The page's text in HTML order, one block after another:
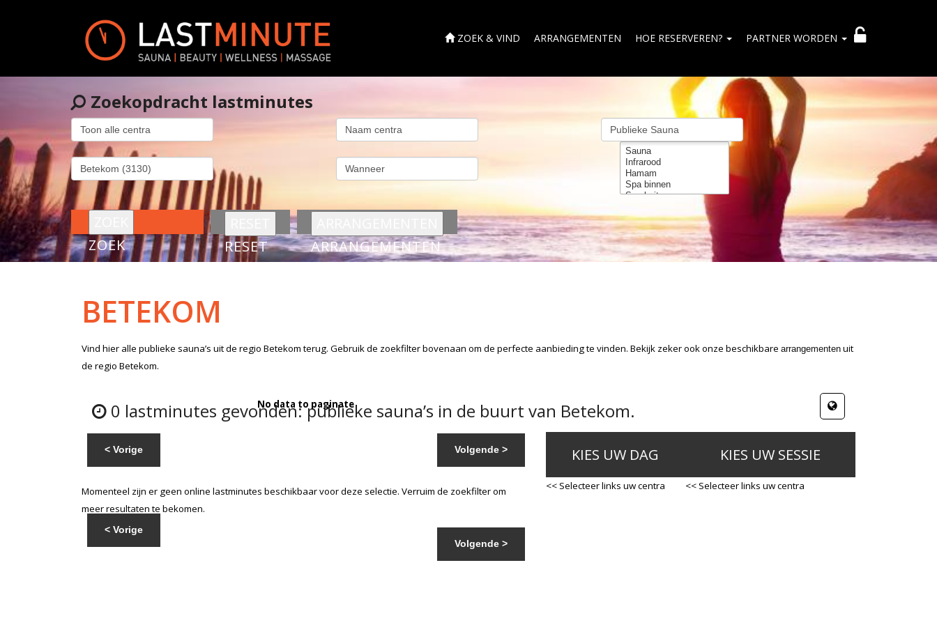
ZOEK & VIND ARRANGEMENTEN HOE RESERVEREN? PARTNER WORDEN
Zoekopdracht lastminutes
ZOEK RESET ARRANGEMENTEN
BETEKOM
Vind hier alle publieke sauna’s uit de regio Betekomterug. Gebruik de zoekfilter bovenaan om de perfecte aanbieding te vinden. Bekijk zeker ook onze beschikbare arrangementen uit
de regio Betekom.
0 lastminutes gevonden: publieke sauna’s in de buurt van Betekom.
< Vorige Volgende >
No data to paginate
Momenteel zijn er geen online lastminutes beschikbaar voor deze selectie. Verruim de zoekfilter om
meer resultaten te bekomen.
< Vorige
Volgende >
KIES UW DAG
<< Selecteer links uw centra
KIES UW SESSIE
<< Selecteer links uw centra